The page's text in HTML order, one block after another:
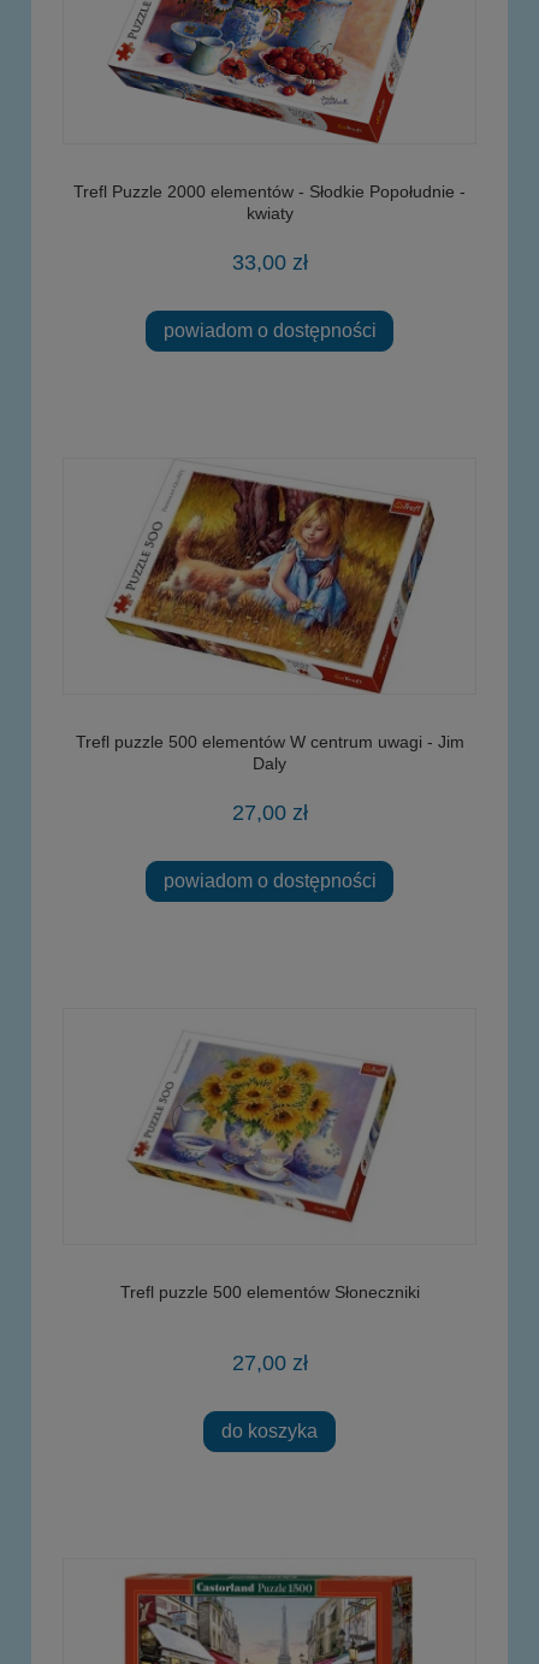
Trefl Puzzle 2000 elementów - Słodkie Popołudnie -
kwiaty
33,00 zł
powiadom o dostępności
Trefl puzzle 500 elementów W centrum uwagi - Jim
Daly
27,00 zł
powiadom o dostępności
Trefl puzzle 500 elementów Słoneczniki
27,00 zł
do koszyka